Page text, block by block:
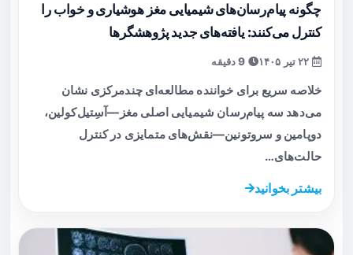
چگونه پیام‌رسان‌های شیمیایی مغز هوشیاری و خواب را
کنترل می‌کنند: یافته‌های جدید پژوهشگرها
خلاصه سریع برای خواننده مطالعه‌ای چندمرکزی نشان
می‌دهد سه پیام‌رسان شیمیایی اصلی مغز—آسِتیل‌کولین،
دوپامین و سروتونین—نقش‌های متمایزی در کنترل
حالت‌های…
بیشتر بخوانید